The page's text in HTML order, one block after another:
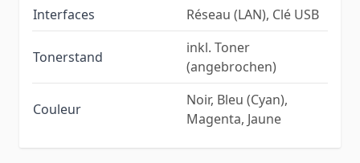
Interfaces
Réseau (LAN), Clé USB
Tonerstand
inkl. Toner
(angebrochen)
Couleur
Noir, Bleu (Cyan),
Magenta, Jaune